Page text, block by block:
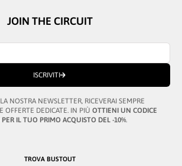
JOIN THE CIRCUIT
ISCRIVITI
NOSTRA NEWSLETTER, RICEVERAI SEMPRE
OFFERTE DEDICATE. IN PIÙ OTTIENI UN CODICE
IL TUO PRIMO ACQUISTO DEL -10%.
TROVA BUSTOUT